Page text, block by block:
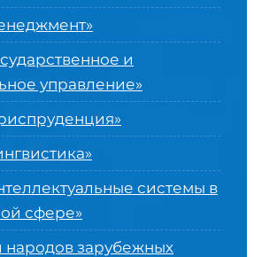
и
управление»
системы в
сфере»
народов зарубежных